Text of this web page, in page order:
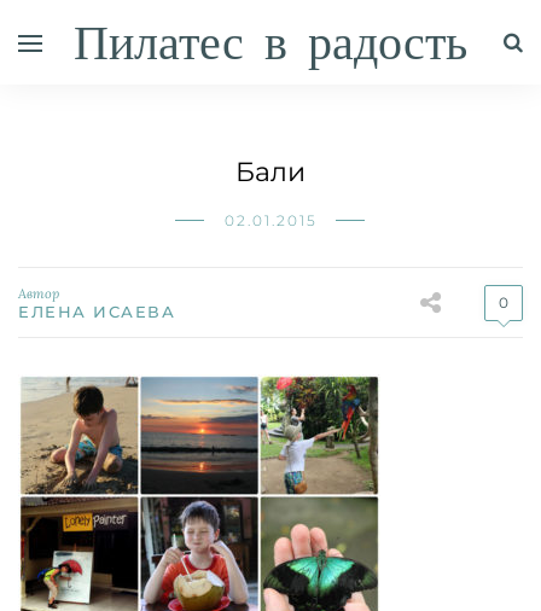
Пилатес в радость
Бали
02.01.2015
Автор
ЕЛЕНА ИСАЕВА 0